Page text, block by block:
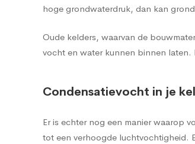
hoge grondwaterdruk, dan kan
Oude kelders, waarvan de
vocht en water kunnen binnen laten.
Condensatievocht in je
Er is echter nog een manier waarop
tot een verhoogde luchtvochtigheid.